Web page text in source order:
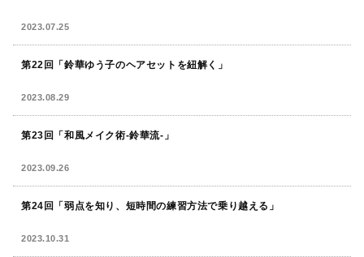
2023.07.25
第22回「鈴華ゆう子のヘアセットを紐解く」
2023.08.29
第23回「和風メイク術-鈴華流-」
2023.09.26
第24回「弱点を知り、短時間の練習方法で乗り越える」
2023.10.31